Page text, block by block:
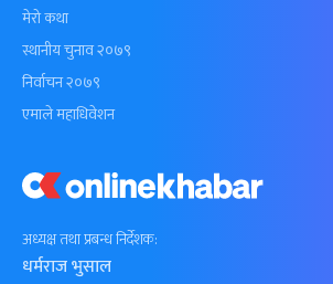
अध्यक्ष तथा प्रबन्ध निर्देशक:
धर्मराज भुसाल
मेरो कथा
स्थानीय चुनाव २०७९
निर्वाचन २०७९
एमाले महाधिवेशन